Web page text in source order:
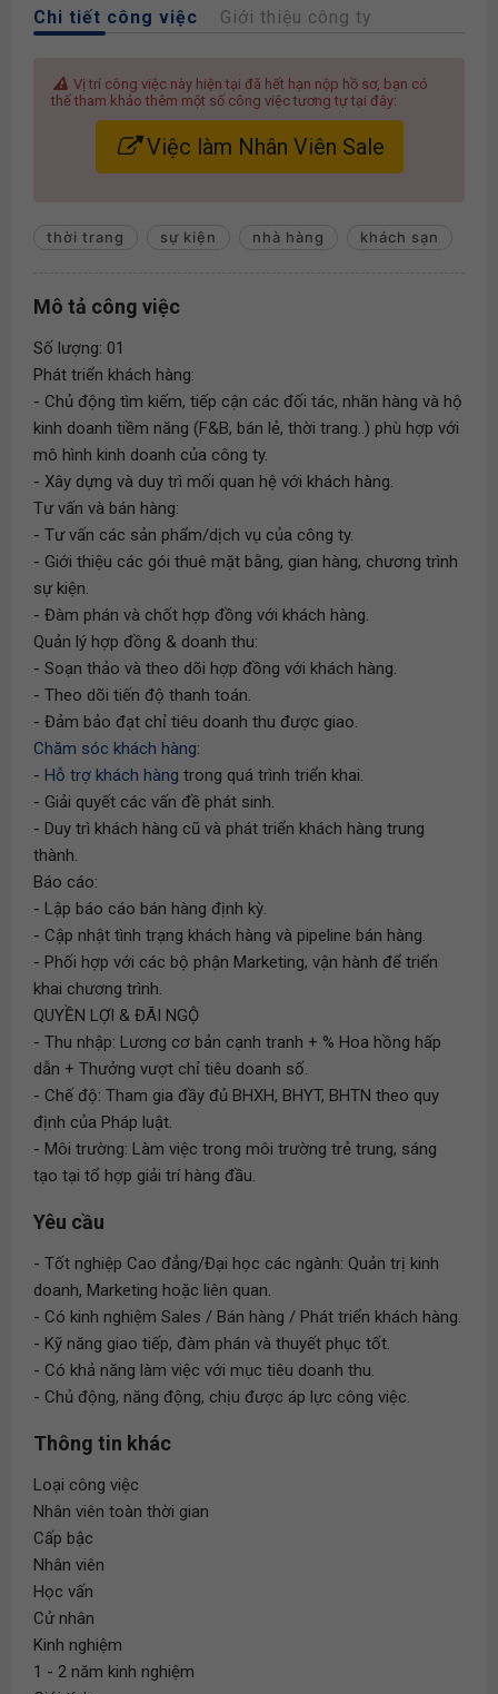
Chi tiết công việc Giới thiệu công ty
Vị trí công việc này hiện tại đã hết hạn nộp hồ sơ, bạn có
thể tham khảo thêm một số công việc tương tự tại đây:
Việc làm Nhân Viên Sale
thời trang sự kiện nhà hàng khách sạn
Mô tả công việc
Số lượng: 01
Phát triển khách hàng:
- Chủ động tìm kiếm, tiếp cận các đối tác, nhãn hàng và hộ
kinh doanh tiềm năng (F&B, bán lẻ, thời trang..) phù hợp với
mô hình kinh doanh của công ty.
- Xây dựng và duy trì mối quan hệ với khách hàng.
Tư vấn và bán hàng:
- Tư vấn các sản phẩm/dịch vụ của công ty.
- Giới thiệu các gói thuê mặt bằng, gian hàng, chương trình
sự kiện.
- Đàm phán và chốt hợp đồng với khách hàng.
Quản lý hợp đồng & doanh thu:
- Soạn thảo và theo dõi hợp đồng với khách hàng.
- Theo dõi tiến độ thanh toán.
- Đảm bảo đạt chỉ tiêu doanh thu được giao.
Chăm sóc khách hàng:
- Hỗ trợ khách hàng trong quá trình triển khai.
- Giải quyết các vấn đề phát sinh.
- Duy trì khách hàng cũ và phát triển khách hàng trung
thành.
Báo cáo:
- Lập báo cáo bán hàng định kỳ.
- Cập nhật tình trạng khách hàng và pipeline bán hàng.
- Phối hợp với các bộ phận Marketing, vận hành để triển
khai chương trình.
QUYỀN LỢI & ĐÃI NGỘ
- Thu nhập: Lương cơ bản cạnh tranh + % Hoa hồng hấp
dẫn + Thưởng vượt chỉ tiêu doanh số.
- Chế độ: Tham gia đầy đủ BHXH, BHYT, BHTN theo quy
định của Pháp luật.
- Môi trường: Làm việc trong môi trường trẻ trung, sáng
tạo tại tổ hợp giải trí hàng đầu.
Yêu cầu
- Tốt nghiệp Cao đẳng/Đại học các ngành: Quản trị kinh
doanh, Marketing hoặc liên quan.
- Có kinh nghiệm Sales / Bán hàng / Phát triển khách hàng.
- Kỹ năng giao tiếp, đàm phán và thuyết phục tốt.
- Có khả năng làm việc với mục tiêu doanh thu.
- Chủ động, năng động, chịu được áp lực công việc.
Thông tin khác
Loại công việc
Nhân viên toàn thời gian
Cấp bậc
Nhân viên
Học vấn
Cử nhân
Kinh nghiệm
1 - 2 năm kinh nghiệm